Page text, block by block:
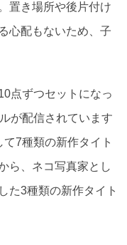
置き場所や後片付け
心配もないため、子
点ずつセットになっ
が配信されています
7種類の新作タイト
ら、ネコ写真家とし
た3種類の新作タイト